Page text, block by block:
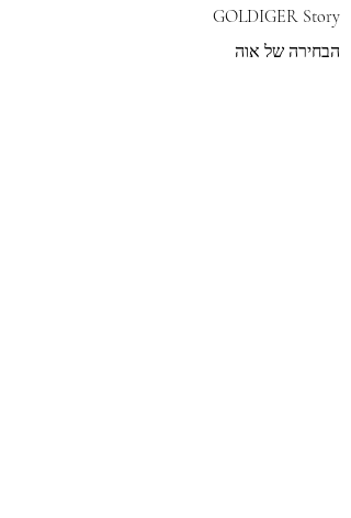
GOLDIGER Story
הבחירה של אוה